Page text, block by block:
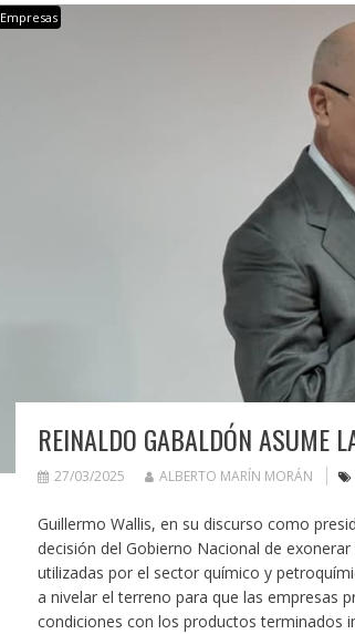
Empresas
REINALDO GABALDÓN ASUME
27/03/2025 ALBERTO MARÍN MORÁN
Guillermo Wallis, en su discurso como
decisión del Gobierno Nacional de
utilizadas por el sector químico y
a nivelar el terreno para que las empresas
condiciones con los productos terminados